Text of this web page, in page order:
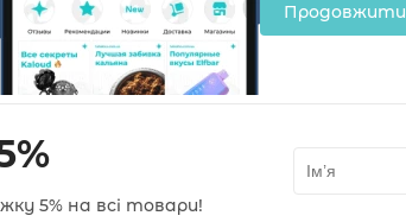
Продовжити
5% на всі товари!